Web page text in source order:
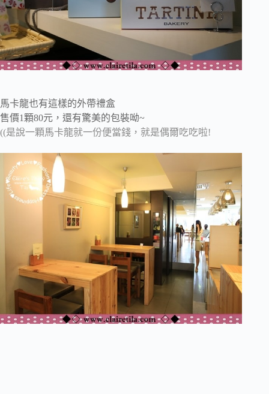
馬卡龍也有這樣的外帶禮盒
售價1顆80元，還有驚美的包裝呦~
((是說一顆馬卡龍就一份便當錢，就是偶爾吃吃啦!